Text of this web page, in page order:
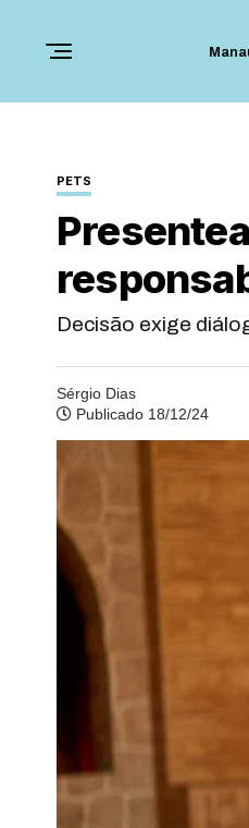
PETS
Decisão exige
Sérgio Dias
Publicado 18/12/24